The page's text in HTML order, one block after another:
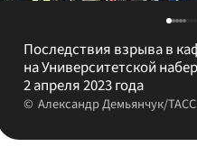
Последствия взрыва в
на Университетской
2 апреля 2023 года
Александр Демьянчук/ТАСС